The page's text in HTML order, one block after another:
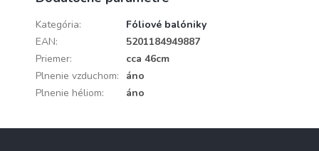
Kategória:
Fóliové balóniky
EAN:
5201184949887
Priemer:
cca 46cm
Plnenie vzduchom:
áno
Plnenie héliom: áno